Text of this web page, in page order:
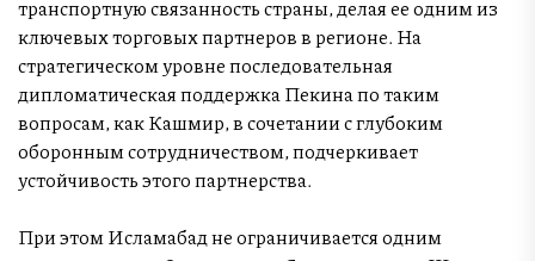
транспортную связанность страны, делая ее одним из
ключевых торговых партнеров в регионе. На
стратегическом уровне последовательная
дипломатическая поддержка Пекина по таким
вопросам, как Кашмир, в сочетании с глубоким
оборонным сотрудничеством, подчеркивает
устойчивость этого партнерства.
При этом Исламабад не ограничивается одним